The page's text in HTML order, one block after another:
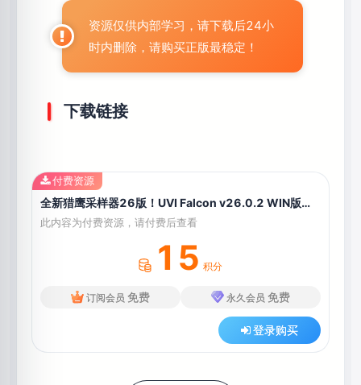
资源仅供内部学习，请下载后24小
时内删除，请购买正版最稳定！
下载链接
全新猎鹰采样器26版！UVI Falcon v26.0.2 WIN版（含原厂音色库 + UVI Tag Library）
此内容为付费资源，请付费后查看
15 积分
订阅会员 免费 永久会员 免费
登录购买
付费资源